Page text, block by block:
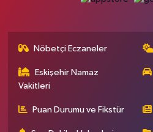
Nöbetçi Eczaneler
Eskişehir Namaz
Vakitleri
Puan Durumu ve Fikstür